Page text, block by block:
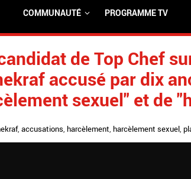
COMMUNAUTÉ PROGRAMME TV
de Top Chef
accusé par dix
sexuel" et de
, accusations, harcèlement, harcèlement sexuel,